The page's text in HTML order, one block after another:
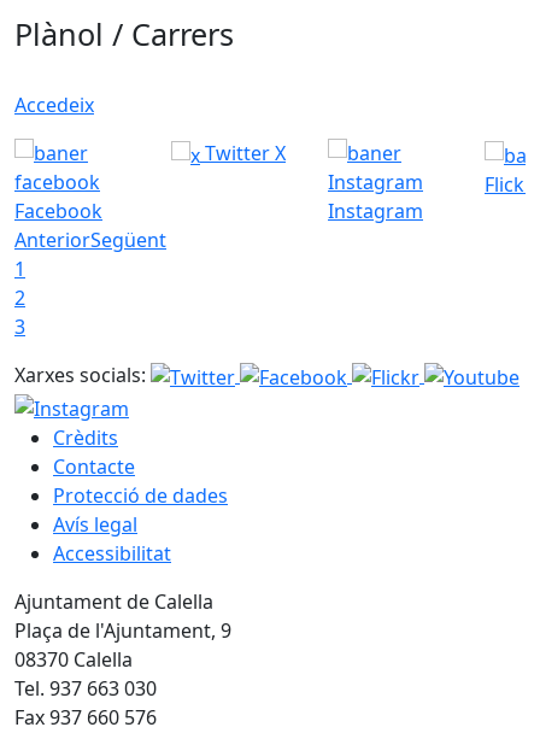
Plànol / Carrers
Accedeix
Facebook
Twitter X
Instagram
Flickr
AnteriorSegüent
1
2
3
Xarxes socials:
Crèdits
Contacte
Protecció de dades
Avís legal
Accessibilitat
Ajuntament de Calella
Plaça de l'Ajuntament, 9
08370 Calella
Tel. 937 663 030
Fax 937 660 576